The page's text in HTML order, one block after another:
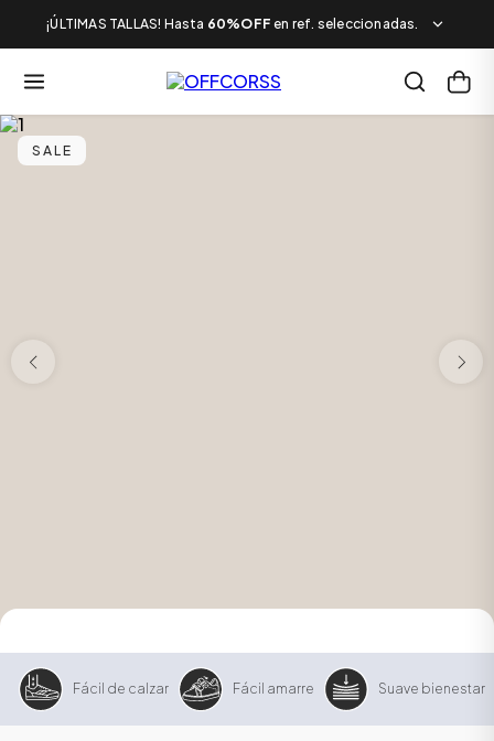
¡ÚLTIMAS TALLAS! Hasta 60%OFF en ref. seleccionadas.
SALE
Fácil de calzar Fácil amarre Suave bienestar